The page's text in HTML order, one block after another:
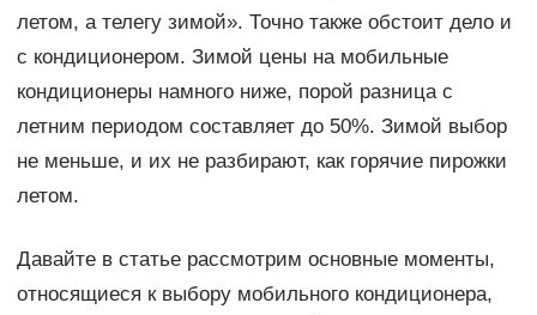
летом, а телегу зимой». Точно также обстоит дело и
с кондиционером. Зимой цены на мобильные
кондиционеры намного ниже, порой разница с
летним периодом составляет до 50%. Зимой выбор
не меньше, и их не разбирают, как горячие пирожки
летом.
Давайте в статье рассмотрим основные моменты,
относящиеся к выбору мобильного кондиционера,